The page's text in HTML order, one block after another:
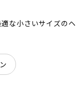
な小さいサイズのヘ